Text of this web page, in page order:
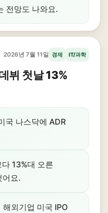
전망도 나와요.
2026년 7월 11일 경제 IT/과학
뷔 첫날 13%
국 나스닥에 ADR
13%대 오른
어요.
외기업 미국 IPO